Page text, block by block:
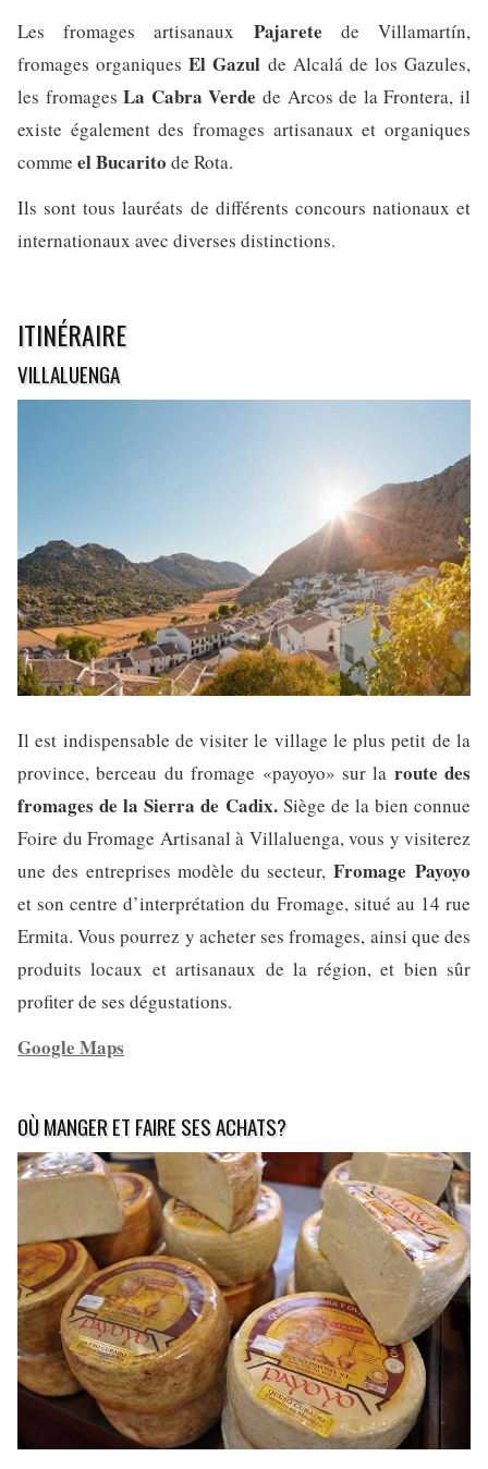
Les fromages artisanaux Pajarete de Villamartín,
fromages organiquesEl Gazul de Alcalá de los Gazules,
les fromagesLa Cabra Verde de Arcos de la Frontera, il
existe également des fromages artisanaux et organiques
comme el Bucarito de Rota.
Ils sont tous lauréats de différents concours nationaux et
internationaux avec diverses distinctions.
ITINÉRAIRE
VILLALUENGA
Il est indispensable de visiter le village le plus petit de la
province, berceau du fromage «payoyo» sur la route des
fromages de la Sierra de Cadix.Siège de la bien connue
Foire du Fromage Artisanal à Villaluenga, vous y visiterez
une des entreprises modèle du secteur, Fromage Payoyo
et son centre d’interprétation du Fromage, situé au 14 rue
Ermita. Vous pourrez y acheter ses fromages, ainsi que des
produits locaux et artisanaux de la région, et bien sûr
profiter de ses dégustations.
Google Maps
OÙ MANGER ET FAIRE SES ACHATS?